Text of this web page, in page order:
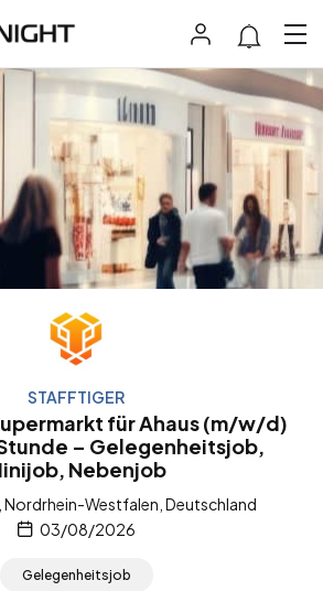
STAFFTIGER
für Ahaus (m/w/d)
– Gelegenheitsjob,
Nebenjob
Nordrhein-Westfalen, Deutschland
03/08/2026
Gelegenheitsjob